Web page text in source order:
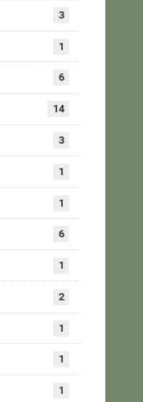
3
1
6
14
3
1
1
6
1
2
1
1
1